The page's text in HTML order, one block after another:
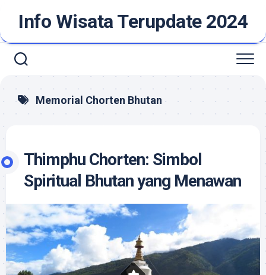
contentInfo Wisata Terupdate 2024
Memorial Chorten Bhutan
Thimphu Chorten: Simbol
Spiritual Bhutan yang Menawan